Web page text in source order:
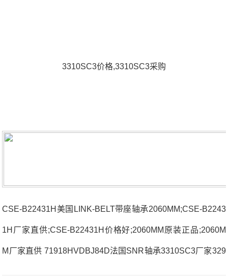
3310SC3价格,3310SC3采购
CSE-B22431H美国LINK-BELT带座轴承2060MM;CSE-B2243
1H厂家直供;CSE-B22431H价格好;2060MM原装正品;2060M
M厂家直供 71918HVDBJ84D法国SNR轴承3310SC3厂家329